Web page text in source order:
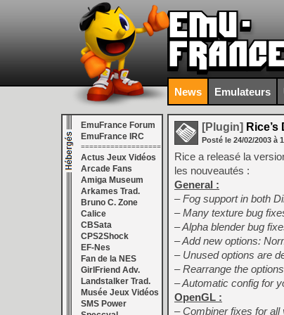
News Emulateurs
EmuFrance Forum
EmuFrance IRC
===================
Actus Jeux Vidéos
Arcade Fans
Amiga Museum
Arkames Trad.
Bruno C. Zone
Calice
CBSata
CPS2Shock
EF-Nes
Fan de la NES
GirlFriend Adv.
Landstalker Trad.
Musée Jeux Vidéos
SMS Power
[Plugin]
Posté le 24/02/2003 à
Rice a releasé la
les nouveautés :
General :
– Fog support in both
– Many texture bug
– Alpha blender bug
– Add new options:
– Unused options are
– Rearrange the
– Automatic config for
OpenGL :
– Combiner fixes for all